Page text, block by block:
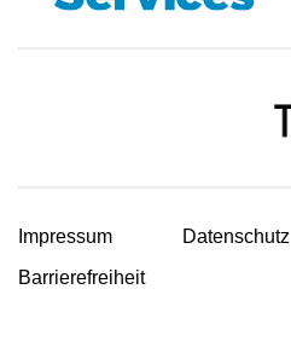
Impressum
Datenschutz
Barrierefreiheit